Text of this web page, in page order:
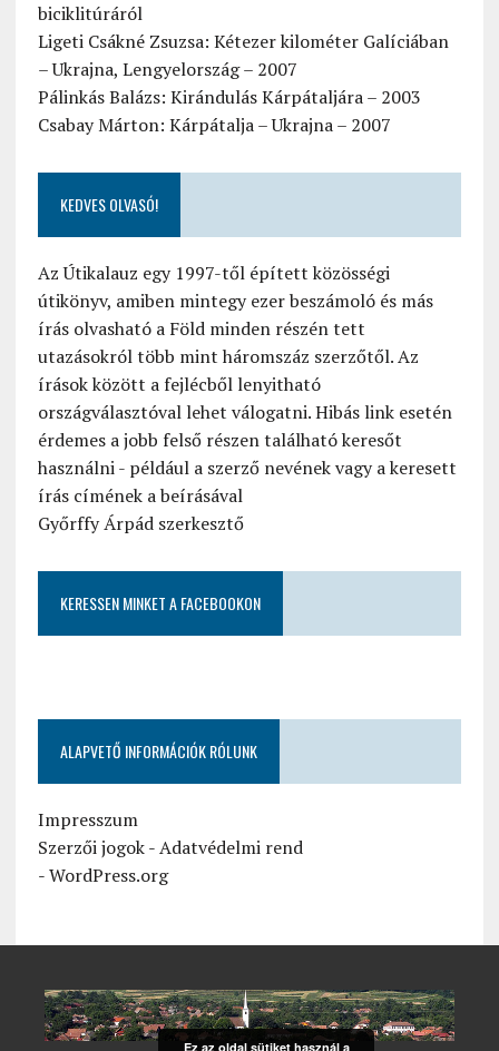
biciklitúráról
Ligeti Csákné Zsuzsa: Kétezer kilométer Galíciában
– Ukrajna, Lengyelország – 2007
Pálinkás Balázs: Kirándulás Kárpátaljára – 2003
Csabay Márton: Kárpátalja – Ukrajna – 2007
KEDVES OLVASÓ!
Az Útikalauz egy 1997-től épített közösségi
útikönyv, amiben mintegy ezer beszámoló és más
írás olvasható a Föld minden részén tett
utazásokról több mint háromszáz szerzőtől. Az
írások között a fejlécből lenyitható
országválasztóval lehet válogatni. Hibás link esetén
érdemes a jobb felső részen található keresőt
használni - például a szerző nevének vagy a keresett
írás címének a beírásával
Győrffy Árpád szerkesztő
KERESSEN MINKET A FACEBOOKON
ALAPVETŐ INFORMÁCIÓK RÓLUNK
Impresszum
Szerzői jogok-Adatvédelmi rend
-WordPress.org
Ez az oldal sütiket használ a